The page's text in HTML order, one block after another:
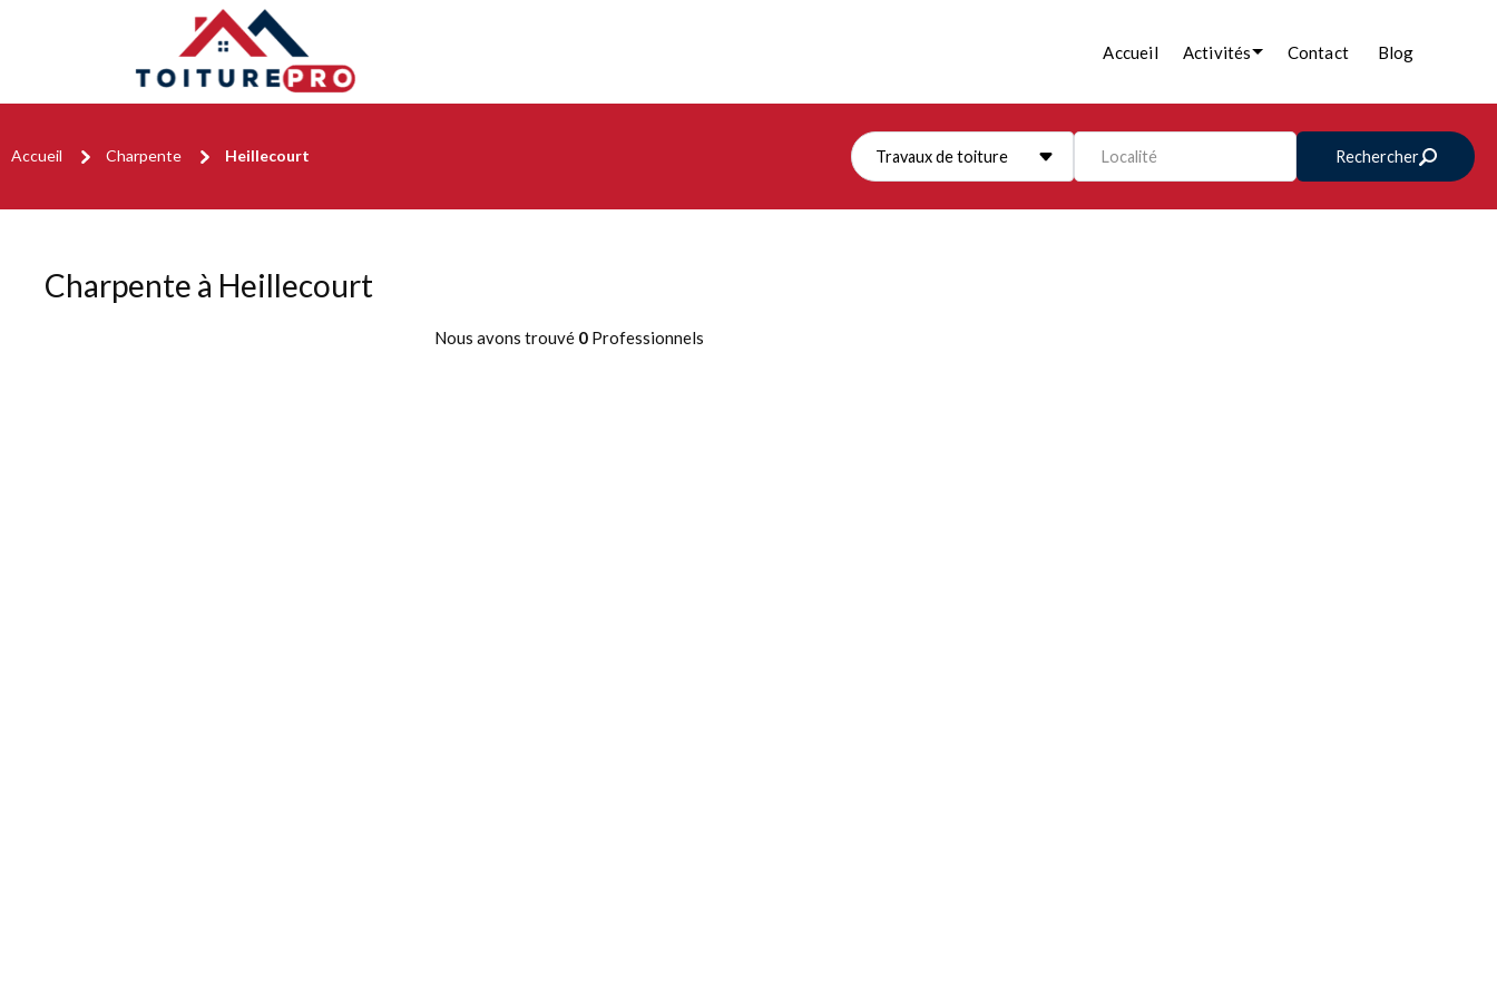
Accueil Activités Contact Blog
Accueil Charpente Heillecourt Travaux de toiture Localité Rechercher
Charpente à Heillecourt
Nous avons trouvé 0 Professionnels